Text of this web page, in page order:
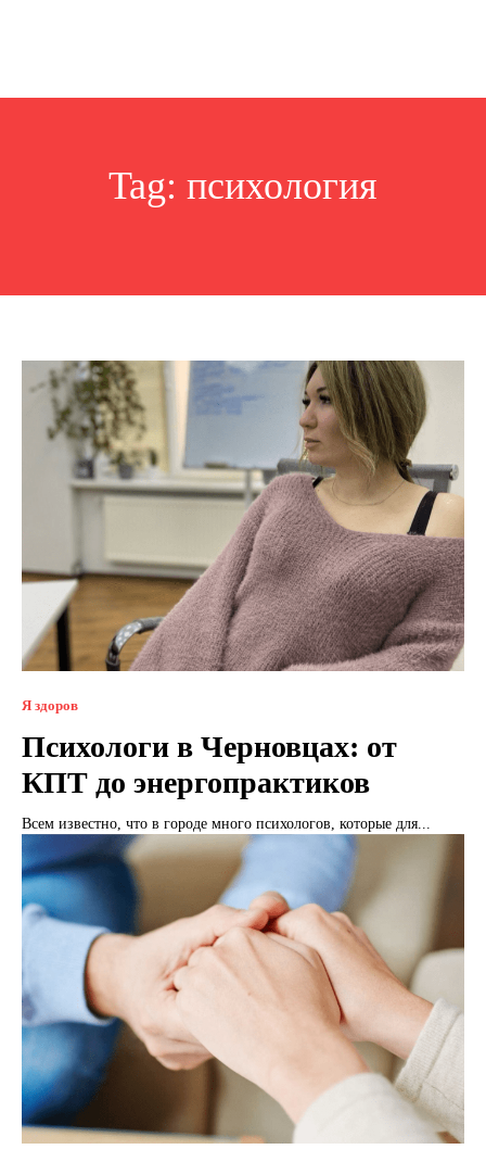
Tag: психология
Я здоров
Психологи в Черновцах: от
КПТ до энергопрактиков
Всем известно, что в городе много психологов, которые для...